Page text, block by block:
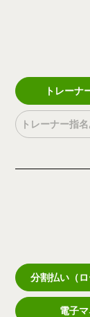
トレーナ
トレーナー指
分割払い（ロ
電子